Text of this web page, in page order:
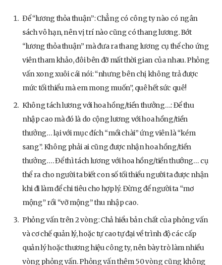
Để “lương thỏa thuận”: Chẳng có công ty nào có ngân
sách vô hạn, nên vị trí nào cũng có thang lương. Bớt
“lương thỏa thuận” mà đưa ra thang lương cụ thể cho ứng
viên tham khảo, đôi bên đỡ mất thời gian của nhau. Phỏng
vấn xong xuôi cái nói: “nhưng bên chị không trả được
mức tối thiểu mà em mong muốn”, quê hết sức quê!
Không tách lương với hoa hồng/tiền thưởng…: Để thu
nhập cao mà đó là do cộng lương với hoa hồng/tiền
thưởng… lại với mục đích “mồi chài” ứng viên là “kém
sang”. Không phải ai cũng được nhận hoa hồng/tiền
thưởng…. Để thì tách lương với hoa hồng/tiền thưởng… cụ
thể ra cho người ta biết con số tối thiểu người ta được nhận
khi đi làm để chi tiêu cho hợp lý. Đừng để người ta “mơ
mộng” rồi “vỡ mộng” thu nhập cao.
Phỏng vấn trên 2 vòng: Chả hiểu bản chất của phỏng vấn
và cơ chế quản lý, hoặc tự cao tự đại về trình độ các cấp
quản lý hoặc thương hiệu công ty, nên bày trò làm nhiều
vòng phỏng vấn. Phỏng vấn thêm 50 vòng cũng không